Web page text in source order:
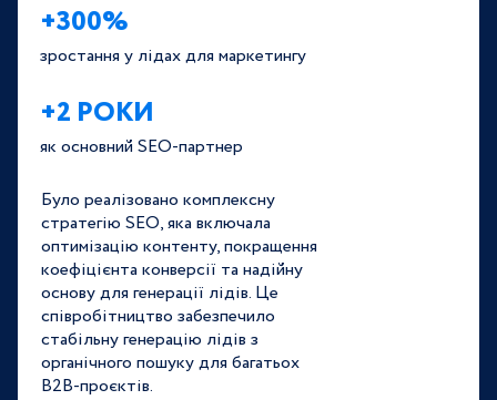
+300%
зростання у лідах для маркетингу
+2 РОКИ
як основний SEO-партнер
Було реалізовано комплексну
стратегію SEO, яка включала
оптимізацію контенту, покращення
коефіцієнта конверсії та надійну
основу для генерації лідів. Це
співробітництво забезпечило
стабільну генерацію лідів з
органічного пошуку для багатьох
B2B-проєктів.